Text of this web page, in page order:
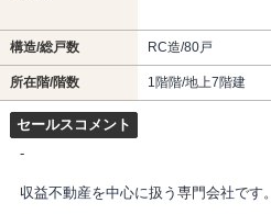
構造/総戸数 RC造/80戸
所在階/階数 1階階/地上7階建
セールスコメント
-
収益不動産を中心に扱う専門会社です。